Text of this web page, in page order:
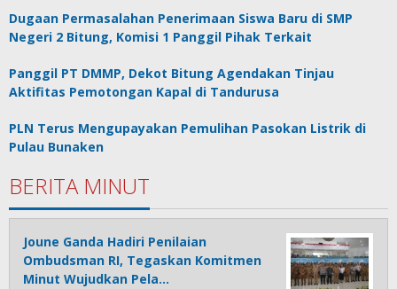
Dugaan Permasalahan Penerimaan Siswa Baru di SMP
Negeri 2 Bitung, Komisi 1 Panggil Pihak Terkait
Panggil PT DMMP, Dekot Bitung Agendakan Tinjau
Aktifitas Pemotongan Kapal di Tandurusa
PLN Terus Mengupayakan Pemulihan Pasokan Listrik di
Pulau Bunaken
BERITA MINUT
Joune Ganda Hadiri Penilaian
Ombudsman RI, Tegaskan Komitmen
Minut Wujudkan Pela…